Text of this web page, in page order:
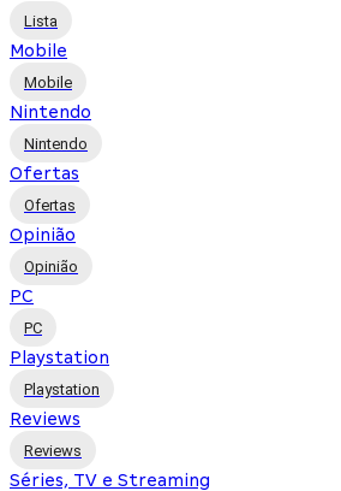
Lista
Mobile
Mobile
Nintendo
Nintendo
Ofertas
Ofertas
Opinião
Opinião
PC
PC
Playstation
Playstation
Reviews
Reviews
Séries, TV e Streaming